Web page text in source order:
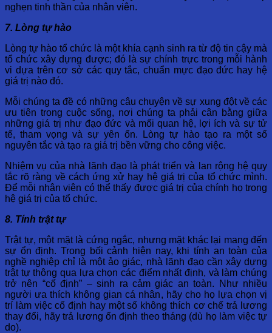
nghẹn tinh thần của nhân viên.
7. Lòng tự hào
Lòng tự hào tổ chức là một khía cạnh sinh ra từ độ tin cậy mà
tổ chức xây dựng được; đó là sự chính trực trong mỗi hành
vi dựa trên cơ sở các quy tắc, chuẩn mực đạo đức hay hệ
giá trị nào đó.
Mỗi chúng ta đề có những câu chuyện về sự xung đột về các
ưu tiên trong cuộc sống, nơi chúng ta phải cân bằng giữa
những giá trị như đạo đức và mối quan hệ, lợi ích và sự tử
tế, tham vọng và sự yên ổn. Lòng tự hào tạo ra một số
nguyên tắc và tạo ra giá trị bền vững cho công việc.
Nhiệm vụ của nhà lãnh đạo là phát triển và lan rộng hệ quy
tắc rõ ràng về cách ứng xử hay hệ giá trị của tổ chức mình.
Để mỗi nhân viên có thể thấy được giá trị của chính họ trong
hệ giá trị của tổ chức.
8. Tính trật tự
Trật tự, một mặt là cứng ngắc, nhưng mặt khác lại mang đến
sự ổn định. Trong bối cảnh hiện nay, khi tính an toàn của
nghề nghiệp chỉ là một ảo giác, nhà lãnh đạo cần xây dựng
trật tự thông qua lựa chọn các điểm nhất định, và làm chúng
trở nên “cố định” – sinh ra cảm giác an toàn. Như nhiều
người ưa thích không gian cá nhân, hãy cho họ lựa chọn vị
trí làm việc cố định hay một số không thích cơ chế trả lương
thay đổi, hãy trả lương ổn định theo tháng (dù họ làm việc tự
do).